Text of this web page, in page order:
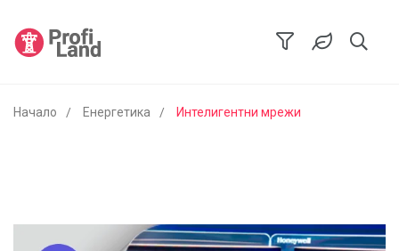
Начало Енергетика Интелигентни мрежи